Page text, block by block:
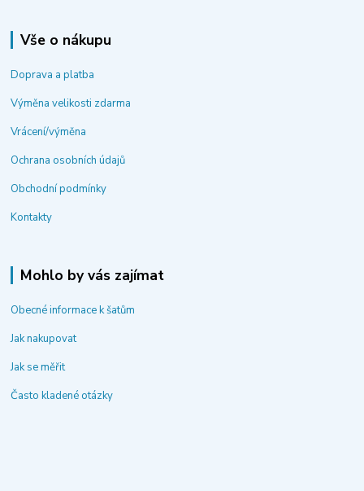
Vše o nákupu
Doprava a platba
Výměna velikosti zdarma
Vrácení/výměna
Ochrana osobních údajů
Obchodní podmínky
Kontakty
Mohlo by vás zajímat
Obecné informace k šatům
Jak nakupovat
Jak se měřit
Často kladené otázky